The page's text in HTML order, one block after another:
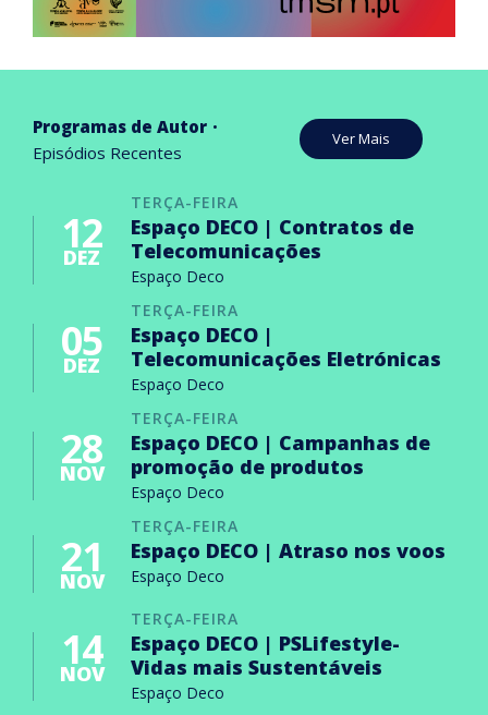
Programas de Autor
Episódios Recentes
Ver Mais
TERÇA-FEIRA
12
DEZ
Espaço DECO | Contratos de
Telecomunicações
Espaço Deco
TERÇA-FEIRA
05
DEZ
Espaço DECO |
Telecomunicações Eletrónicas
Espaço Deco
TERÇA-FEIRA
28
NOV
Espaço DECO | Campanhas de
promoção de produtos
Espaço Deco
TERÇA-FEIRA
21
NOV
Espaço DECO | Atraso nos voos
Espaço Deco
TERÇA-FEIRA
14
NOV
Espaço DECO | PSLifestyle-
Vidas mais Sustentáveis
Espaço Deco